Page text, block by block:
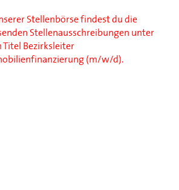
Stellenbörse findest du die
Stellenausschreibungen unter
Titel Bezirksleiter
(m/w/d).